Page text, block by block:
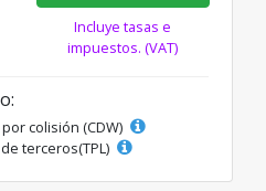
Incluye tasas e
impuestos. (VAT)
colisión (CDW)
terceros(TPL)